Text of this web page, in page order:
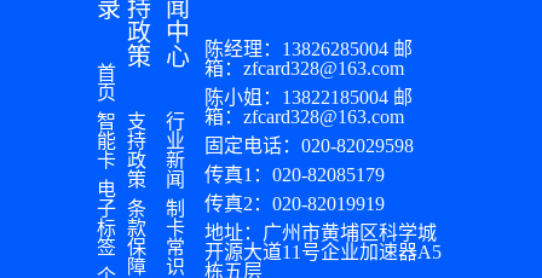
录
首
页
智
能
卡
电
子
标
签
持
政
策
支
持
政
策
条
款
保
障
闻
中
心
行
业
新
闻
制
卡
常
识
陈经理：13826285004 邮
箱：zfcard328@163.com
陈小姐：13822185004 邮
箱：zfcard328@163.com
固定电话：020-82029598
传真1：020-82085179
传真2：020-82019919
地址：广州市黄埔区科学城
开源大道11号企业加速器A5
栋五层